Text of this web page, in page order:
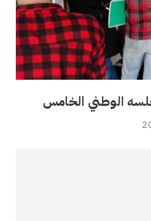
الوطني الخامس